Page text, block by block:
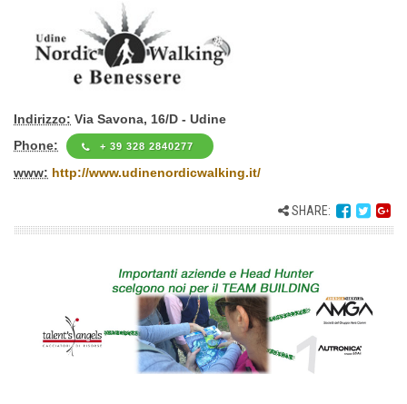
Indirizzo: Via Savona, 16/D - Udine
Phone:
+ 39 328 2840277
www: http://www.udinenordicwalking.it/
SHARE: